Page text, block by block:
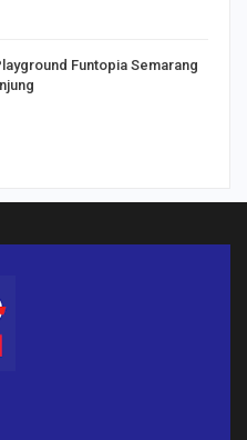
Funtopia Semarang